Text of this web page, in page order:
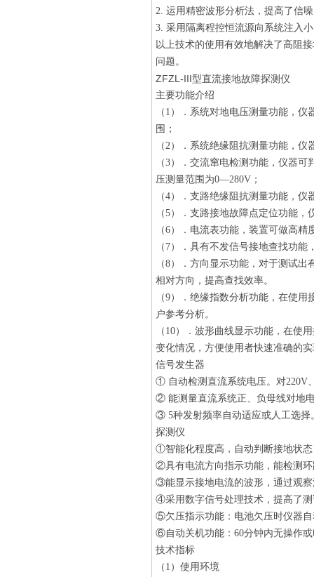
2. 运用精密波形分析法，提高了信
3. 采用隔离程控恒流源向系统注入
以上技术的使用有效地解决了高阻
问题。
ZFZL-III型直流接地故障探测仪
主要功能介绍
（1）．系统对地电压测量功能，
围；
（2）．系统绝缘阻抗测量功能，
（3）．交流窜电检测功能，仪器
压测量范围为0—280V；
（4）．支路绝缘阻抗测量功能，
（5）．支路接地故障点定位功能
（6）．电流表功能，装置可做高
（7）．具有不发信号接地查找功
（8）．方向显示功能，对于测试
相对方向，提高查找效率。
（9）．绝缘指数分析功能，在使
户参考分析。
（10）．波形曲线显示功能，在使
变化情况，方便使用者快速准确的
信号发生器
① 自动检测直流系统电压。对220V
② 能测量直流系统正、负母线对地
③ 5种发射频率自动适应或人工选择
探测仪
①智能化程度高，自动判断接地状
②具有电流方向指示功能，能检测
③能显示接地电流的波形，通过观
④采用数字信号处理技术，提高了
⑤欠压指示功能：电池欠压时仪器
⑥自动关机功能：60分钟内无操作
技术指标
（1）使用环境